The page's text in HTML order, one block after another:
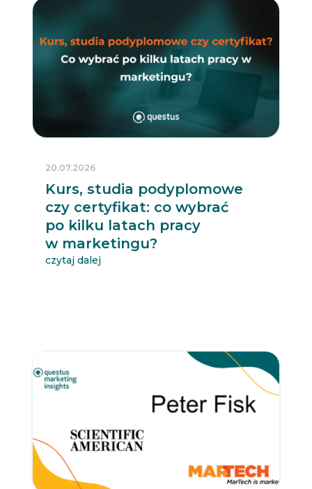
Kurs, studia podyplomowe
czy certyfikat: co wybrać
po kilku latach pracy
w marketingu?
20.07.2026
czytaj dalej